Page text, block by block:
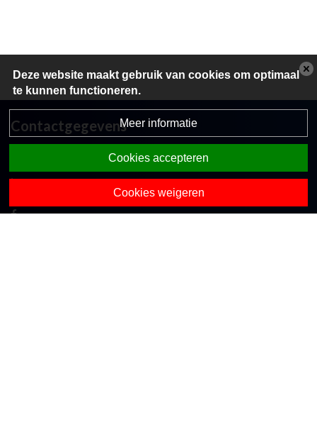
Contactgegevens
0547-363365
directie.obsdezwaluw@opohvt.nl
Deze website maakt gebruik van cookies om optimaal
te kunnen functioneren.
Meer informatie
Cookies accepteren
Cookies weigeren